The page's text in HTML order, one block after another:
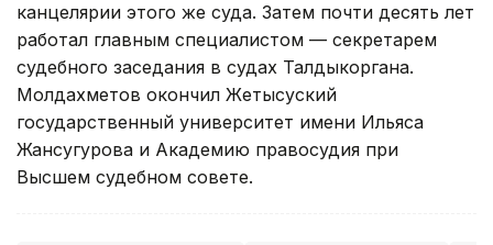
канцелярии этого же суда. Затем почти десять лет
работал главным специалистом — секретарем
судебного заседания в судах Талдыкоргана.
Молдахметов окончил Жетысуский
государственный университет имени Ильяса
Жансугурова и Академию правосудия при
Высшем судебном совете.